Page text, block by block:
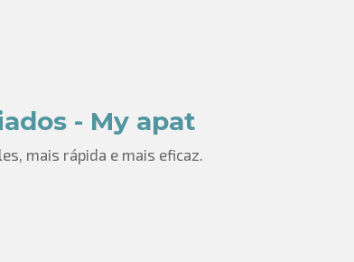
- My apat
mais rápida e mais eficaz.